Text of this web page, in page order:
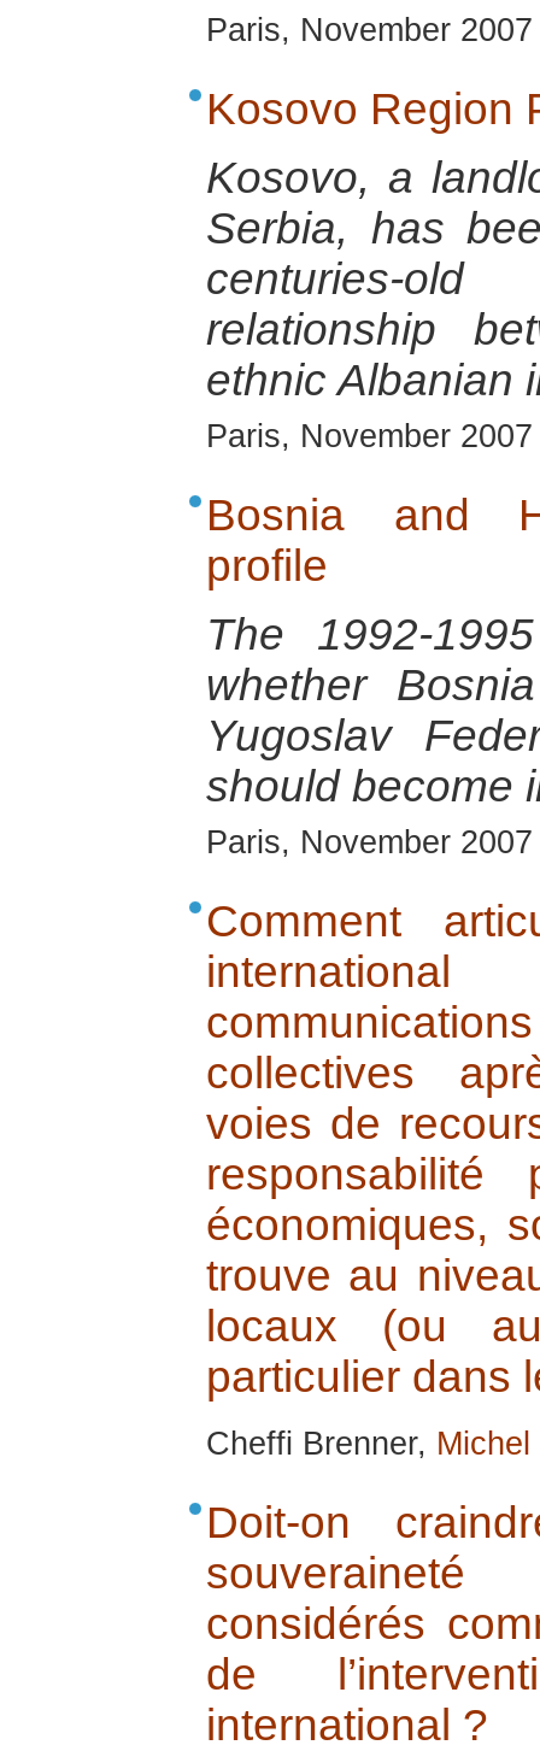
Paris, November 2007
Kosovo Region
Kosovo, a
Serbia, has
centuries-old
relationship
ethnic Albanian
Paris, November 2007
Bosnia and
profile
The 1992-
whether
Yugoslav
should become
Paris, November 2007
Comment
collectives
voies de
économiques,
trouve au
locaux (ou
particulier dans
Cheffi Brenner,
Doit-on
considérés
de
international ?